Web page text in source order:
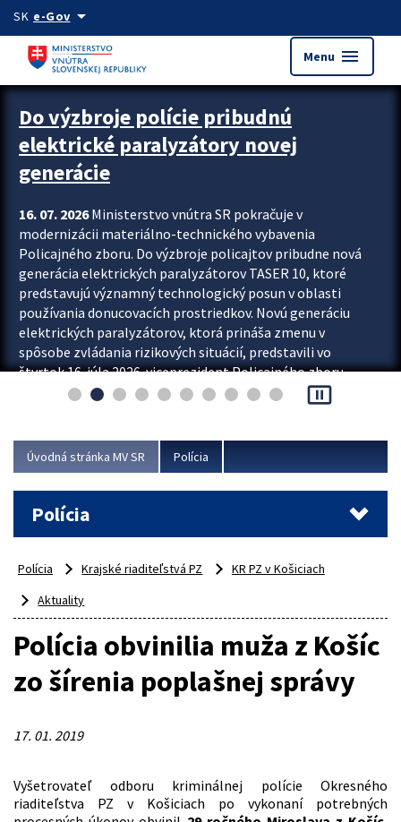
Preskocit na hlavný obsah
SK e-Govarrow_drop_down
Menu menu
Zastavit automatický posun upútavok
Do výzbroje polície pribudnú
elektrické paralyzátory novej
generácie
16. 07. 2026Ministerstvo vnútra SR pokračuje v
modernizácii materiálno-technického vybavenia
Policajného zboru. Do výzbroje policajtov pribudne nová
generácia elektrických paralyzátorov TASER 10, ktoré
predstavujú významný technologický posun v oblasti
používania donucovacích prostriedkov. Novú generáciu
elektrických paralyzátorov, ktorá prináša zmenu v
spôsobe zvládania rizikových situácií, predstavili vo
štvrtok 16. júla 2026 viceprezident Policajného zboru
Rastislav Polakovič a riaditeľ odboru výcviku...
pause_presentation
Úvodná stránka MV SR Polícia
Polícia
Polícia Krajské riaditeľstvá PZ
KR PZ v Košiciach
Aktuality
Polícia obvinilia muža z Košíc
zo šírenia poplašnej správy
17. 01. 2019
Vyšetrovateľ odboru kriminálnej polície Okresného
riaditeľstva PZ v Košiciach po vykonaní potrebných